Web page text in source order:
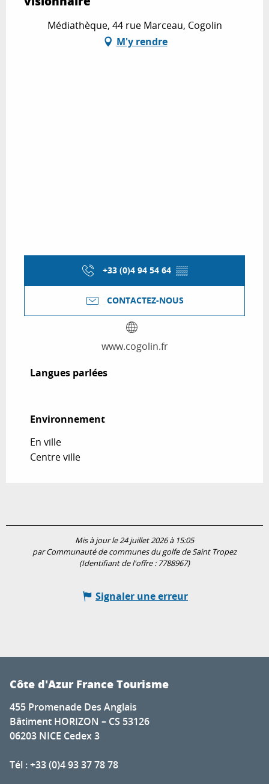
Médiathèque, 44 rue Marceau, Cogolin
M'y rendre
+33 (0)4 94 54 64 ▒▒
CONTACTEZ-NOUS
www.cogolin.fr
Langues parlées
Langues parlées
Environnement
Environnement
En ville
Centre ville
Mis à jour le 24 juillet 2026 à 15:05
par Communauté de communes du golfe de Saint Tropez
(Identifiant de l'offre : 7788967)
Signaler une erreur
Côte d'Azur France Tourisme
455 Promenade Des Anglais
Bâtiment HORIZON – CS 53126
06203 NICE Cedex 3
Tél : +33 (0)4 93 37 78 78